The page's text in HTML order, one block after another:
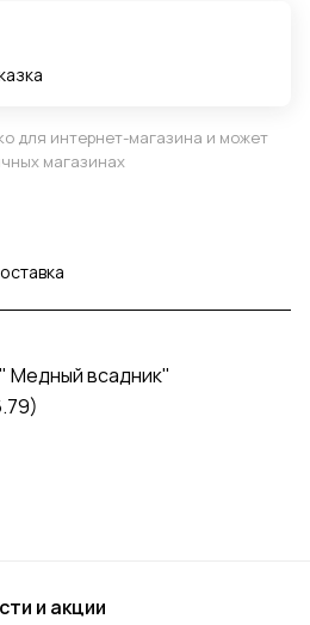
для интернет-магазина и может
магазинах
Медный всадник"
и акции